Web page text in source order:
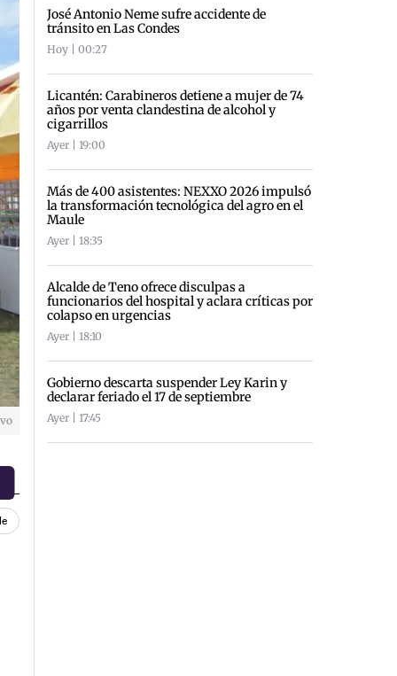
José Antonio Neme sufre accidente de
tránsito en Las Condes
Hoy | 00:27
Licantén: Carabineros detiene a mujer de 74
años por venta clandestina de alcohol y
cigarrillos
Ayer | 19:00
Más de 400 asistentes: NEXXO 2026 impulsó
la transformación tecnológica del agro en el
Maule
Ayer | 18:35
Alcalde de Teno ofrece disculpas a
funcionarios del hospital y aclara críticas por
colapso en urgencias
Ayer | 18:10
Gobierno descarta suspender Ley Karin y
declarar feriado el 17 de septiembre
Ayer | 17:45